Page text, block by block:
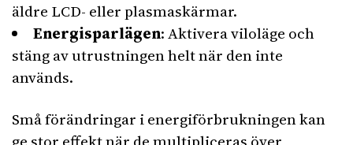
äldre LCD- eller plasmaskärmar.
Energisparlägen: Aktivera viloläge och
stäng av utrustningen helt när den inte
används.
Små förändringar i energiförbrukningen kan